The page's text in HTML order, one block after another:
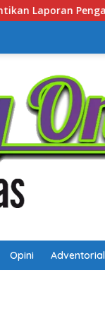
Polsek
Opini Adventorial